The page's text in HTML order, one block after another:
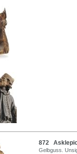
872
Gelbguss.